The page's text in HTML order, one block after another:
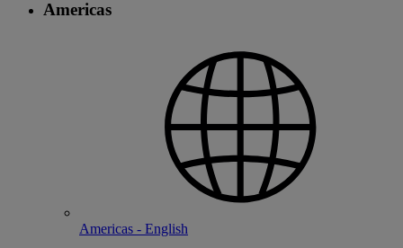
Americas
Americas - English